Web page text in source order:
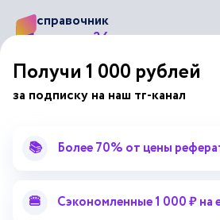
справочник
отавтор24
Подписывайся на наши соц. сети
Лекторий
Справочник терминов
Получи 1 000 рублей
за подписку на наш тг-канал
📚 Более 70% от цены
🍔 Сэкономленные 1 000 ₽ на